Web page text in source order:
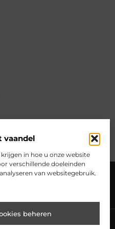
vaandel
in hoe u onze website
verschillende doeleinden
van websitegebruik.
beheren
Cookiebeleid (EU)